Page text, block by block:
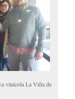
vinícola La Viña de